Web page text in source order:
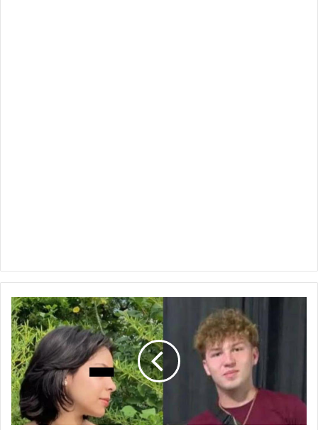
“Se
está
desangrando,
la
voy
a
matar
nomás”,
filtran